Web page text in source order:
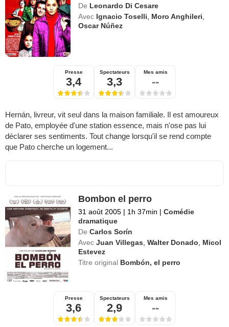
De Leonardo Di Cesare
Avec Ignacio Toselli Moro Anghileri
Oscar Núñez
Presse
3,4
Spectateurs
3,3
Mes amis
--
Hernán, livreur, vit seul dans la maison familiale. Il est amoureux
de Pato, employée d'une station essence, mais n'ose pas lui
déclarer ses sentiments. Tout change lorsqu'il se rend compte
que Pato cherche un logement...
Bombon el perro
31 août 2005 | 1h 37min | Comédie
dramatique
De Carlos Sorín
Avec Juan Villegas ,Walter Donado
Micol
Estevez
Titre original Bombón, el perro
Presse
3,6
Spectateurs
2,9
Mes amis
--